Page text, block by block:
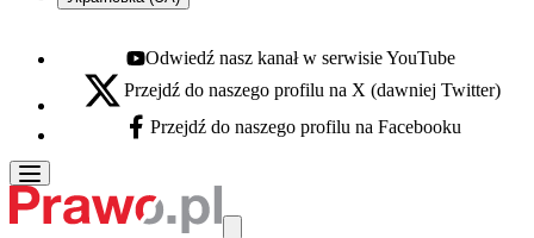
Youtube - otwiera się w nowej karcie
Odwiedź nasz kanał w serwisie YouTube
X - otwiera się w nowej karcie
Przejdź do naszego profilu na X (dawniej Twitter)
Facebook - otwiera się w nowej karcie
Przejdź do naszego profilu na Facebooku